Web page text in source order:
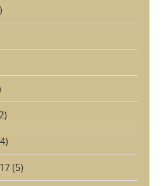
(5)